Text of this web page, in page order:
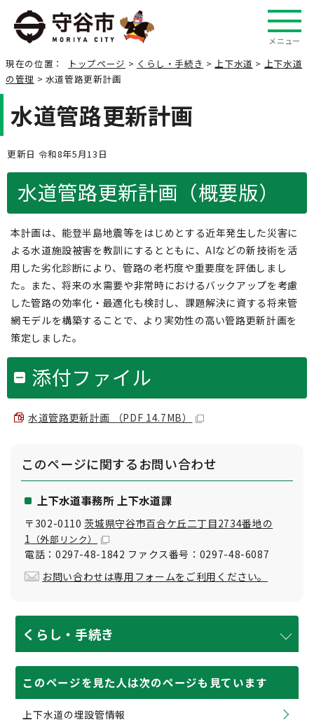
メニュー
現在の位置： トップページ > くらし・手続き >上下水道 > 上下水道
の管理 > 水道管路更新計画
水道管路更新計画
更新日 令和8年5月13日
水道管路更新計画（概要版）
本計画は、能登半島地震等をはじめとする近年発生した災害に
よる水道施設被害を教訓にするとともに、AIなどの新技術を活
用した劣化診断により、管路の老朽度や重要度を評価しまし
た。また、将来の水需要や非常時におけるバックアップを考慮
した管路の効率化・最適化も検討し、課題解決に資する将来管
網モデルを構築することで、より実効性の高い管路更新計画を
策定しました。
添付ファイル
水道管路更新計画 （PDF 14.7MB）
このページに関するお問い合わせ
上下水道事務所 上下水道課
〒302-0110茨城県守谷市百合ケ丘二丁目2734番地の
1 （外部リンク）
電話：0297-48-1842 ファクス番号：0297-48-6087
お問い合わせは専用フォームをご利用ください。
くらし・手続き
このページを見た人は次のページも見ています
上下水道の埋設管情報